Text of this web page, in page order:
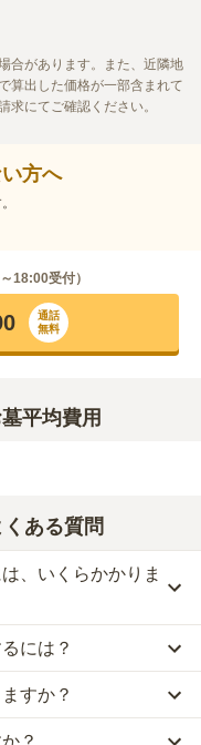
合があります。また、近隣地
算出した価格が一部含まれて
求にてご確認ください。
方へ
18:00受付）
通話
無料
平均費用
ある質問
、いくらかかりま
般墓が約281万円
です。
地代）」と「墓石代」の
均は114万円で、墓石代
には？
寺 立川別院墓地
一般墓
ます。
すか？
？